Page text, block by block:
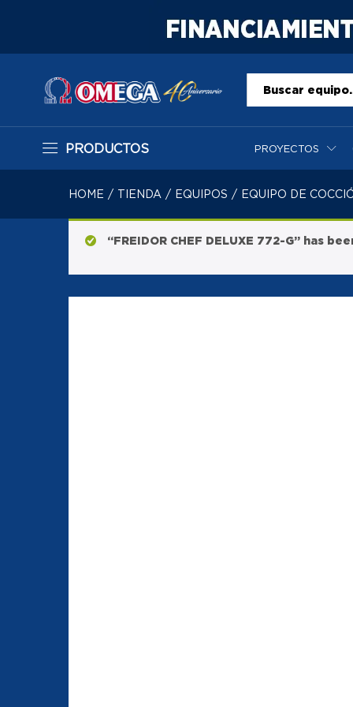
Todo
PRODUCTOS
HERRAMIENTAS PARA
PROYECTOS
HOME / TIENDA / EQUIPOS / EQUIPO DE
“FREIDOR CHEF DELUXE 772-G” has